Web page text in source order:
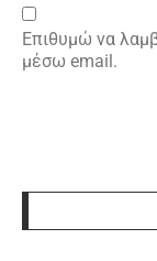
Επιθυμώ να
μέσω email.